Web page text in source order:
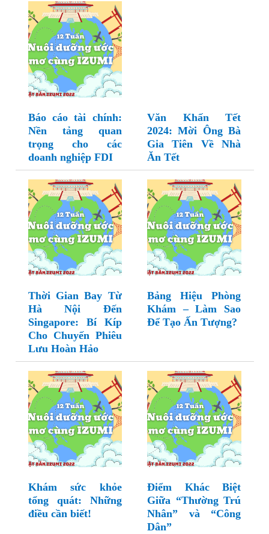
Báo cáo tài chính:
Nền tảng quan
trọng cho các
doanh nghiệp FDI
Văn Khấn Tết
2024: Mời Ông Bà
Gia Tiên Về Nhà
Ăn Tết
Thời Gian Bay Từ
Hà Nội Đến
Singapore: Bí Kíp
Cho Chuyến Phiêu
Lưu Hoàn Hảo
Bảng Hiệu Phòng
Khám – Làm Sao
Để Tạo Ấn Tượng?
Khám sức khỏe
tổng quát: Những
điều cần biết!
Điểm Khác Biệt
Giữa “Thường Trú
Nhân” và “Công
Dân”